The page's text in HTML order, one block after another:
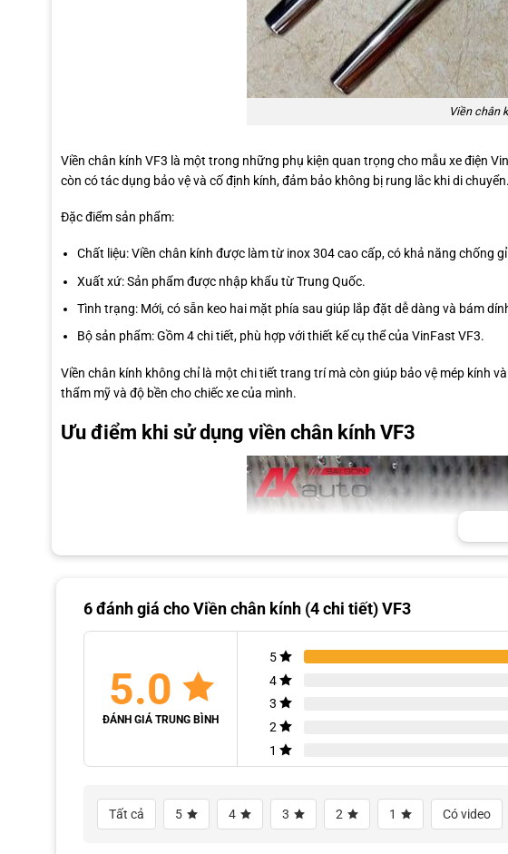
Viền chân
Viền chân kính VF3 là một trong những phụ kiện quan trọng cho mẫu xe điện
còn có tác dụng bảo vệ và cố định kính, đảm bảo không bị rung lắc khi di chuyển.
Đặc điểm sản phẩm:
Chất liệu: Viền chân kính được làm từ inox 304 cao cấp, có khả năng chống
Xuất xứ: Sản phẩm được nhập khẩu từ Trung Quốc.
Tình trạng: Mới, có sẵn keo hai mặt phía sau giúp lắp đặt dễ dàng và bám
Bộ sản phẩm: Gồm 4 chi tiết, phù hợp với thiết kế cụ thể của VinFast VF3.
Viền chân kính không chỉ là một chi tiết trang trí mà còn giúp bảo vệ mép kính
thẩm mỹ và độ bền cho chiếc xe của mình.
Ưu điểm khi sử dụng viền chân kính VF3
6 đánh giá choViền chân kính (4 chi tiết) VF3
5.0
ĐÁNH GIÁ TRUNG BÌNH
5
4
3
2
1
Tất cả 5 4 3 2 1 Có video